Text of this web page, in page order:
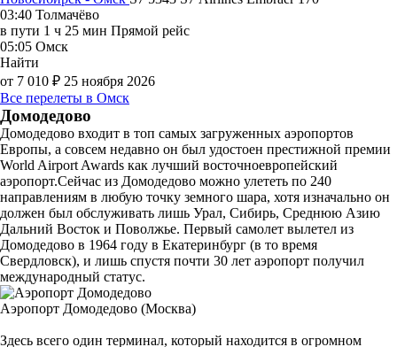
03:40 Толмачёво
в пути 1 ч 25 мин Прямой рейс
05:05 Омск
Найти
от 7 010 ₽ 25 ноября 2026
Все перелеты в Омск
Домодедово
Домодедово входит в топ самых загруженных аэропортов
Европы, а совсем недавно он был удостоен престижной премии
World Airport Awards как лучший восточноевропейский
аэропорт.Сейчас из Домодедово можно улететь по 240
направлениям в любую точку земного шара, хотя изначально он
должен был обслуживать лишь Урал, Сибирь, Среднюю Азию
Дальний Восток и Поволжье. Первый самолет вылетел из
Домодедово в 1964 году в Екатеринбург (в то время
Свердловск), и лишь спустя почти 30 лет аэропорт получил
международный статус.
Аэропорт Домодедово (Москва)
Здесь всего один терминал, который находится в огромном